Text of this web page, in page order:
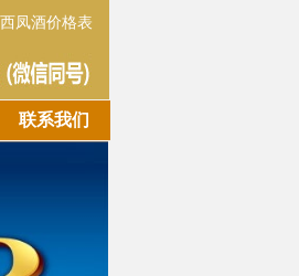
西凤酒价格表
联系我们